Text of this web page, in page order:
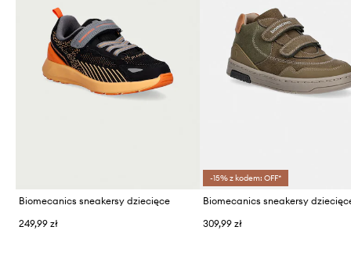
Biomecanics sneakersy dziecięce
249,99 zł
-15% z kodem: OFF*
309,99 zł